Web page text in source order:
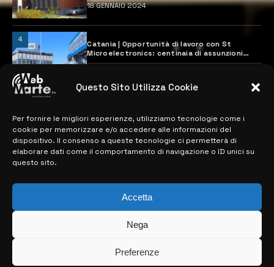
Questo Sito Utilizza Cookie
Per fornire le migliori esperienze, utilizziamo tecnologie come i
cookie per memorizzare e/o accedere alle informazioni del
dispositivo. Il consenso a queste tecnologie ci permetterà di
elaborare dati come il comportamento di navigazione o ID unici su
questo sito.
Accetta
Nega
Preferenze
18 GENNAIO 2024
4
Catania | Opportunità di lavoro con St
Microelectronics: centinaia di assunzioni
previste
MAPPA DEL SITO
> NOTIZIE